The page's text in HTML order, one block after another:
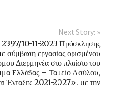
Next Story: »
2397/10-11-2023 Πρόσκλησης
σύμβαση εργασίας ορισμένου
Διερμηνέα στο πλαίσιο του
Ελλάδας – Ταμείο Ασύλου,
Ένταξης 2021-2027», με την